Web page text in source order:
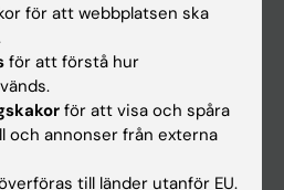
för att webbplatsen ska
för att förstå hur
för att visa och spåra
och annonser från externa
till länder utanför EU.